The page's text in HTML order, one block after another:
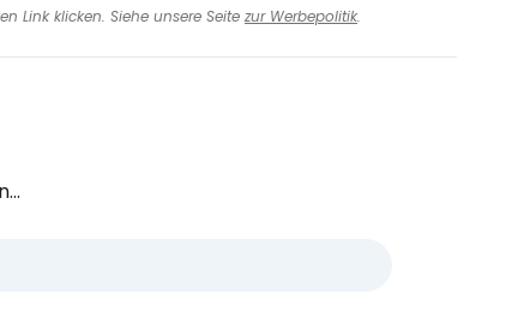
Link klicken. Siehe unsere Seite zur Werbepolitik.